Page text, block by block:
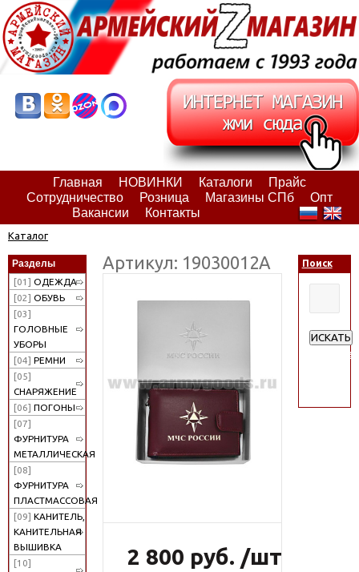
Главная НОВИНКИ Каталоги
Прайс
Сотрудничество
Розница Магазины СПб
Опт
Вакансии
Контакты
Каталог
Разделы
[01] ОДЕЖДА
[02] ОБУВЬ
[03]
ГОЛОВНЫЕ
УБОРЫ
[04] РЕМНИ
[05]
СНАРЯЖЕНИЕ
[06] ПОГОНЫ
[07]
ФУРНИТУРА
МЕТАЛЛИЧЕСКАЯ
[08]
ФУРНИТУРА
ПЛАСТМАССОВАЯ
[09] КАНИТЕЛЬ,
КАНИТЕЛЬНАЯ
ВЫШИВКА
[10]
Артикул: 19030012А
2 800 руб. /шт
Поиск
ИСКАТЬ